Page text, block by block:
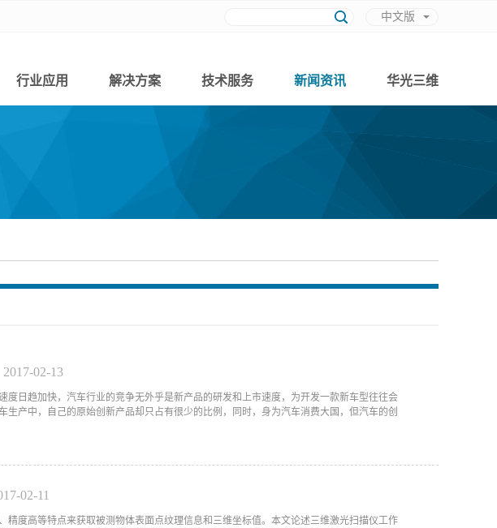
中文版
行业应用 解决方案 技术服务 新闻资讯 华光三维
2017-02-13
度日趋加快，汽车行业的竞争无外乎是新产品的研发和上市速度，为开发一款新车型往往会
产中，自己的原始创新产品却只占有很少的比例，同时，身为汽车消费大国，但汽车的创
-02-11
精度高等特点来获取被测物体表面点纹理信息和三维坐标值。本文论述三维激光扫描仪工作